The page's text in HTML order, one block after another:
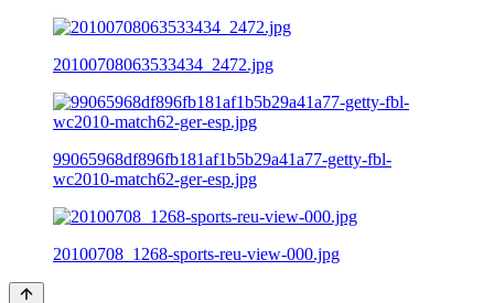
20100708063533434_2472.jpg
99065968df896fb181af1b5b29a41a77-getty-fbl-
wc2010-match62-ger-esp.jpg
20100708_1268-sports-reu-view-000.jpg